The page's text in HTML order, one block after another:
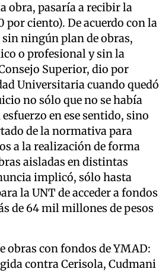
obra, pasaría a recibir la
por ciento). De acuerdo con la
ningún plan de obras,
o profesional y sin la
Superior, dio por
Universitaria cuando quedó
no sólo que no se había
en ese sentido, sino
de la normativa para
a la realización de forma
aisladas en distintas
implicó, sólo hasta
la UNT de acceder a fondos
de 64 mil millones de pesos
obras con fondos de YMAD:
contra Cerisola, Cudmani